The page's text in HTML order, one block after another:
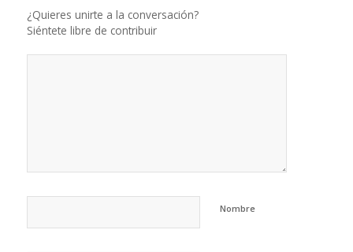
¿Quieres unirte a la conversación?
Siéntete libre de contribuir
Nombre